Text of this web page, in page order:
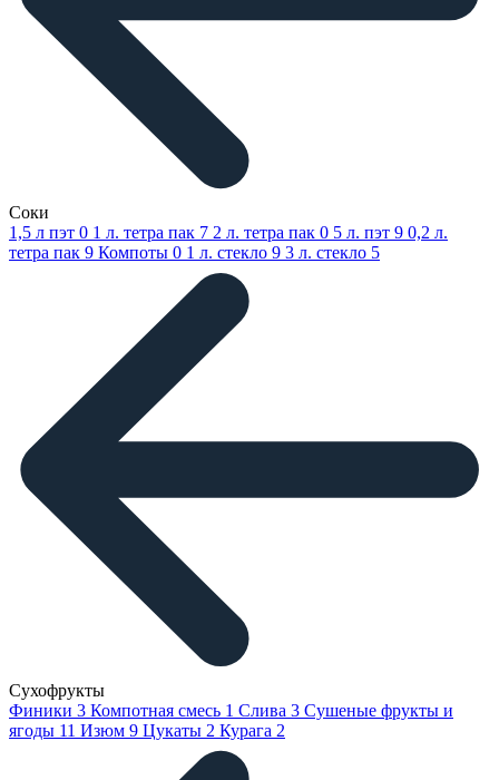
Соки
1,5 л пэт 0 1 л. тетра пак 7 2 л. тетра пак 0 5 л. пэт 9 0,2 л.
тетра пак 9 Компоты 0 1 л. стекло 9 3 л. стекло 5
Сухофрукты
Финики 3 Компотная смесь 1 Слива 3 Сушеные фрукты и
ягоды 11 Изюм 9 Цукаты 2 Курага 2